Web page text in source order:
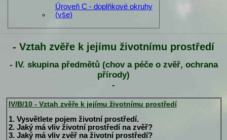
Úroveň C - doplňkové okruhy
(vše)
- Vztah zvěře k jejímu životnímu prostředí
- IV. skupina předmětů (chov a péče o zvěř, ochrana
přírody)
-
IV/B/10 - Vztah zvěře k jejímu životnímu prostředí
1. Vysvětlete pojem životní prostředí.
2. Jaký má vliv životní prostředí na zvěř?
3. Jaký má vliv zvěř na životní prostředí?